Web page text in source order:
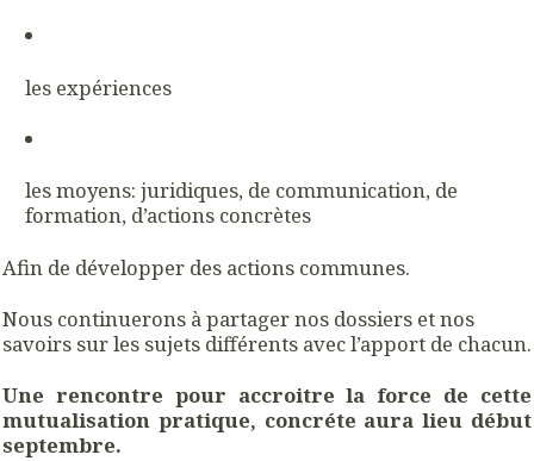
les expériences
les moyens: juridiques, de communication, de
formation, d’actions concrètes
Afin de développer des actions communes.
Nous continuerons à partager nos dossiers et nos
savoirs sur les sujets différents avec l’apport de chacun.
Une rencontre pour accroitre la force de cette
mutualisation pratique, concréte aura lieu début
septembre.